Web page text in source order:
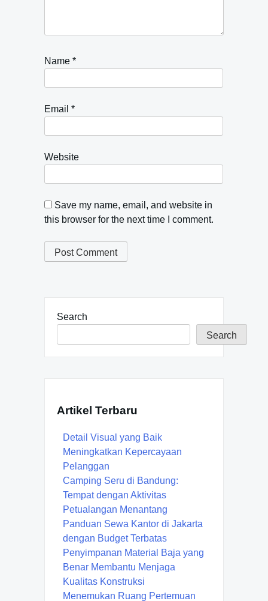
Name *
Email *
Website
Save my name, email, and website in
this browser for the next time I comment.
Search
Search
Artikel Terbaru
Detail Visual yang Baik
Meningkatkan Kepercayaan
Pelanggan
Camping Seru di Bandung:
Tempat dengan Aktivitas
Petualangan Menantang
Panduan Sewa Kantor di Jakarta
dengan Budget Terbatas
Penyimpanan Material Baja yang
Benar Membantu Menjaga
Kualitas Konstruksi
Menemukan Ruang Pertemuan